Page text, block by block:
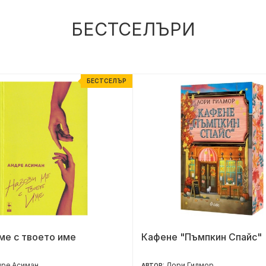
БЕСТСЕЛЪРИ
БЕСТСЕЛЪР
с твоето име Кафене "Пъмпкин Спайс"